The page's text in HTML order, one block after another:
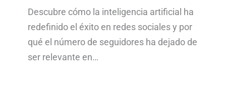
Descubre cómo la inteligencia artificial ha
redefinido el éxito en redes sociales y por
qué el número de seguidores ha dejado de
ser relevante en…